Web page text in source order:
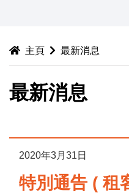
主頁 最新消息
最新消息
2020年3月31日
特別通告 ( 租